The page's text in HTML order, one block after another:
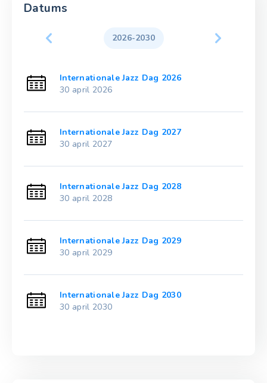
Datums
2026-2030
Internationale Jazz Dag 2026
30 april 2026
Internationale Jazz Dag 2027
30 april 2027
Internationale Jazz Dag 2028
30 april 2028
Internationale Jazz Dag 2029
30 april 2029
Internationale Jazz Dag 2030
30 april 2030